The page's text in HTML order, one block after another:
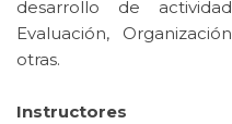
desarrollo de
Evaluación,
otras.
Instructores